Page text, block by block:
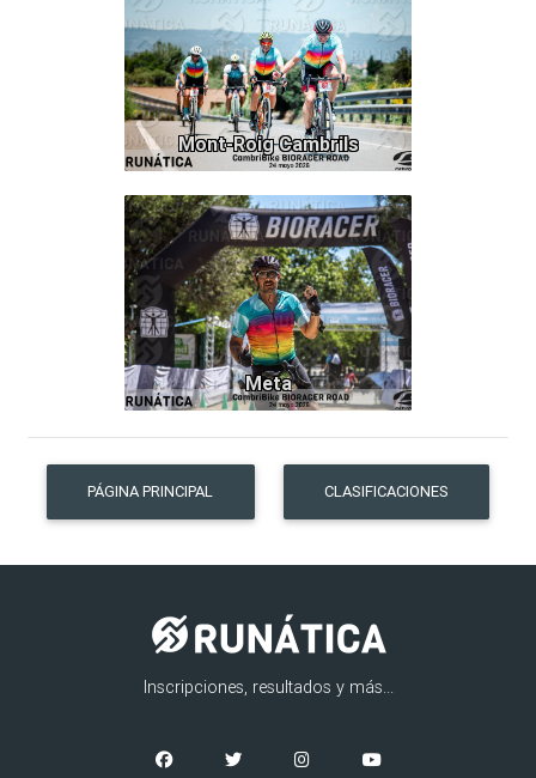
Mont-Roig Cambrils
Meta
102
PÁGINA PRINCIPAL CLASIFICACIONES
Inscripciones, resultados y más...